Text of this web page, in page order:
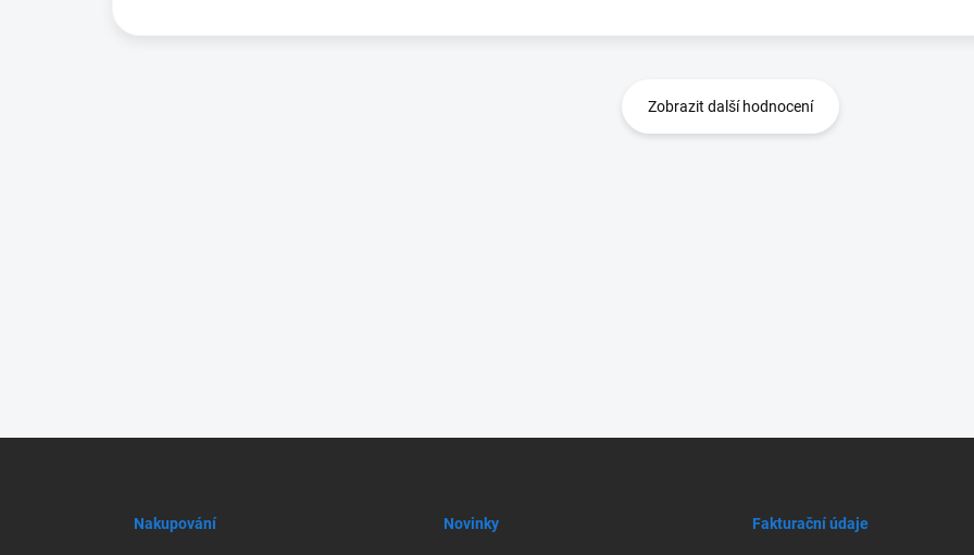
Zobrazit další hodnocení
Nakupování Novinky Fakturační údaje